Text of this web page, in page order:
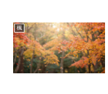
楓